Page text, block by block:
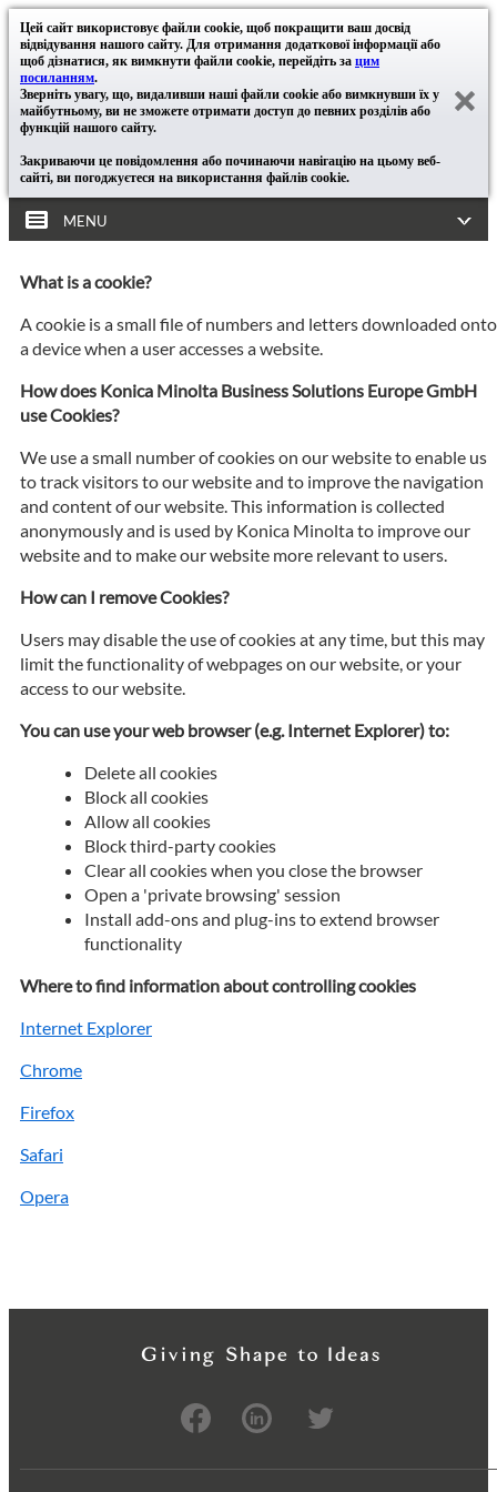
Цей сайт використовує файли cookie, щоб покращити ваш досвід
відвідування нашого сайту. Для отримання додаткової інформації або
щоб дізнатися, як вимкнути файли cookie, перейдіть за цим
посиланням.
Зверніть увагу, що, видаливши наші файли cookie або вимкнувши їх у
майбутньому, ви не зможете отримати доступ до певних розділів або
функцій нашого сайту.
Закриваючи це повідомлення або починаючи навігацію на цьому веб-
сайті, ви погоджуєтеся на використання файлів cookie.
MENU
What is a cookie?
A cookie is a small file of numbers and letters downloaded onto
a device when a user accesses a website.
How does Konica Minolta Business Solutions Europe GmbH
use Cookies?
We use a small number of cookies on our website to enable us
to track visitors to our website and to improve the navigation
and content of our website. This information is collected
anonymously and is used by Konica Minolta to improve our
website and to make our website more relevant to users.
How can I remove Cookies?
Users may disable the use of cookies at any time, but this may
limit the functionality of webpages on our website, or your
access to our website.
You can use your web browser (e.g. Internet Explorer) to:
Delete all cookies
Block all cookies
Allow all cookies
Block third-party cookies
Clear all cookies when you close the browser
Open a 'private browsing' session
Install add-ons and plug-ins to extend browser
functionality
Where to find information about controlling cookies
Internet Explorer
Chrome
Firefox
Safari
Opera